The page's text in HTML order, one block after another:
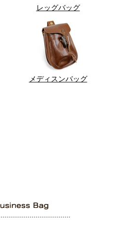
レッグバッグ
メディスンバッグ